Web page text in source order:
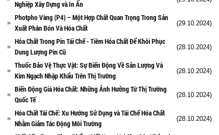
Nghiệp Xây Dựng và In Ấn
Photpho Vàng (P4) – Một Hợp Chất Quan Trọng Trong Sản
Xuất Phân Bón Và Hóa Chất
(29.10.2024)
Hóa Chất Trong Pin Tái Chế - Tiêm Hóa Chất Để Khôi Phục
Dung Lượng Pin Cũ
(28.10.2024)
Thuốc Bảo Vệ Thực Vật: Sự Biến Động Về Sản Lượng Và
Kim Ngạch Nhập Khẩu Trên Thị Trường
(28.10.2024)
Biến Động Giá Hóa Chất: Những Ảnh Hưởng Từ Thị Trường
Quốc Tế
(28.10.2024)
Hóa Chất Tái Chế: Xu Hướng Sử Dụng và Tái Chế Hóa Chất
Nhằm Giảm Tác Động Môi Trường
(28.10.2024)